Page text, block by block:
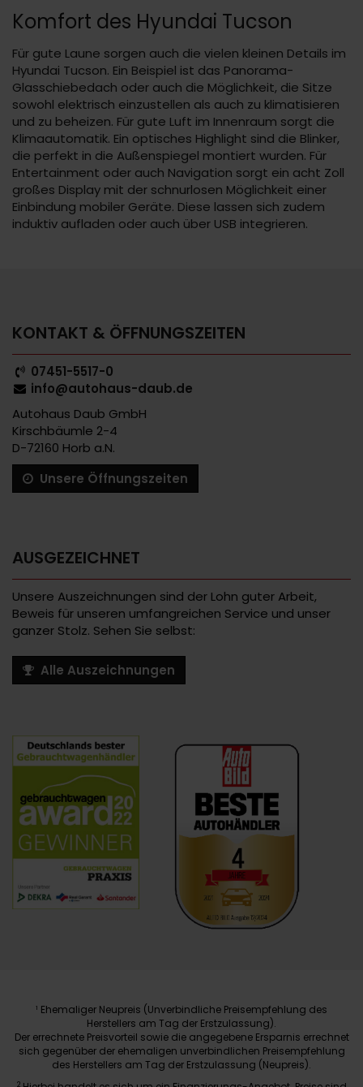
Komfort des Hyundai Tucson
Für gute Laune sorgen auch die vielen kleinen Details im
Hyundai Tucson. Ein Beispiel ist das Panorama-
Glasschiebedach oder auch die Möglichkeit, die Sitze
sowohl elektrisch einzustellen als auch zu klimatisieren
und zu beheizen. Für gute Luft im Innenraum sorgt die
Klimaautomatik. Ein optisches Highlight sind die Blinker,
die perfekt in die Außenspiegel montiert wurden. Für
Entertainment oder auch Navigation sorgt ein acht Zoll
großes Display mit der schnurlosen Möglichkeit einer
Einbindung mobiler Geräte. Diese lassen sich zudem
induktiv aufladen oder auch über USB integrieren.
KONTAKT & ÖFFNUNGSZEITEN
07451-5517-0
info@autohaus-daub.de
Autohaus Daub GmbH
Kirschbäumle 2-4
D-72160 Horb a.N.
Unsere Öffnungszeiten
AUSGEZEICHNET
Unsere Auszeichnungen sind der Lohn guter Arbeit,
Beweis für unseren umfangreichen Service und unser
ganzer Stolz. Sehen Sie selbst:
Alle Auszeichnungen
1 Ehemaliger Neupreis (Unverbindliche Preisempfehlung des
Herstellers am Tag der Erstzulassung).
Der errechnete Preisvorteil sowie die angegebene Ersparnis errechnet
sich gegenüber der ehemaligen unverbindlichen Preisempfehlung
des Herstellers am Tag der Erstzulassung (Neupreis).
2